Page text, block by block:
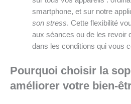
smartphone, et sur notre
son stress. Cette flexibilité
aux séances ou de les revoir
dans les conditions qui vous
Pourquoi choisir la
améliorer votre bien-